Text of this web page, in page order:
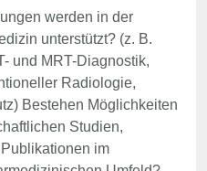
werden in der
unterstützt? (z. B.
und MRT-Diagnostik,
Radiologie,
Bestehen Möglichkeiten
Studien,
im